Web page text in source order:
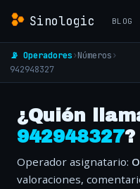
Sinologic BLOG
📡 Operadores›Números›
942948327
¿Quién
942948327?
Operador asignatario:
valoraciones,